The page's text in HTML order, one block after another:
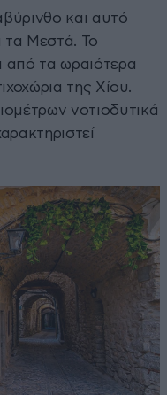
και αυτό
τα Μεστά. Το
από τα ωραιότερα
της Χίου.
νοτιοδυτικά